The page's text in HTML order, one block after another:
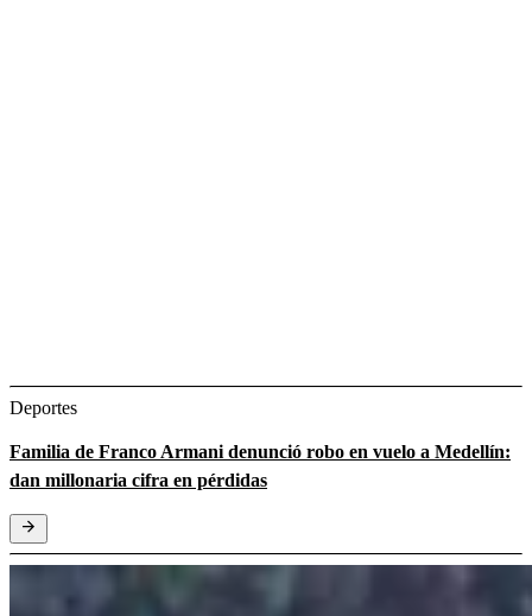
Deportes
Familia de Franco Armani denunció robo en vuelo a Medellín:
dan millonaria cifra en pérdidas